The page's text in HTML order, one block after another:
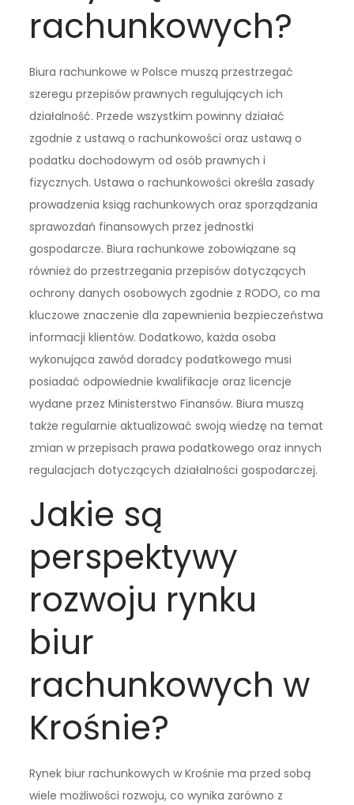
rachunkowych?
Biura rachunkowe w Polsce muszą przestrzegać
szeregu przepisów prawnych regulujących ich
działalność. Przede wszystkim powinny działać
zgodnie z ustawą o rachunkowości oraz ustawą o
podatku dochodowym od osób prawnych i
fizycznych. Ustawa o rachunkowości określa zasady
prowadzenia ksiąg rachunkowych oraz sporządzania
sprawozdań finansowych przez jednostki
gospodarcze. Biura rachunkowe zobowiązane są
również do przestrzegania przepisów dotyczących
ochrony danych osobowych zgodnie z RODO, co ma
kluczowe znaczenie dla zapewnienia bezpieczeństwa
informacji klientów. Dodatkowo, każda osoba
wykonująca zawód doradcy podatkowego musi
posiadać odpowiednie kwalifikacje oraz licencje
wydane przez Ministerstwo Finansów. Biura muszą
także regularnie aktualizować swoją wiedzę na temat
zmian w przepisach prawa podatkowego oraz innych
regulacjach dotyczących działalności gospodarczej.
Jakie są
perspektywy
rozwoju rynku
biur
rachunkowych w
Krośnie?
Rynek biur rachunkowych w Krośnie ma przed sobą
wiele możliwości rozwoju, co wynika zarówno z